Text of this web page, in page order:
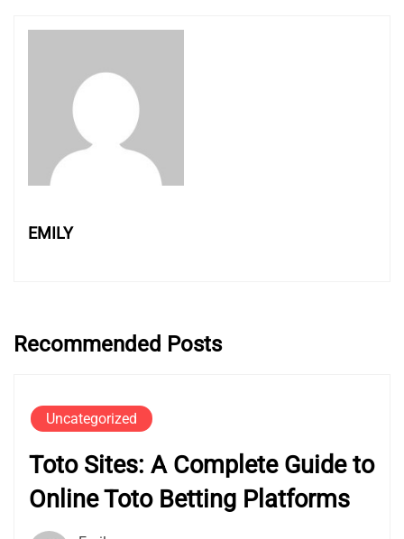
EMILY
Recommended Posts
Uncategorized
Toto Sites: A Complete Guide to
Online Toto Betting Platforms